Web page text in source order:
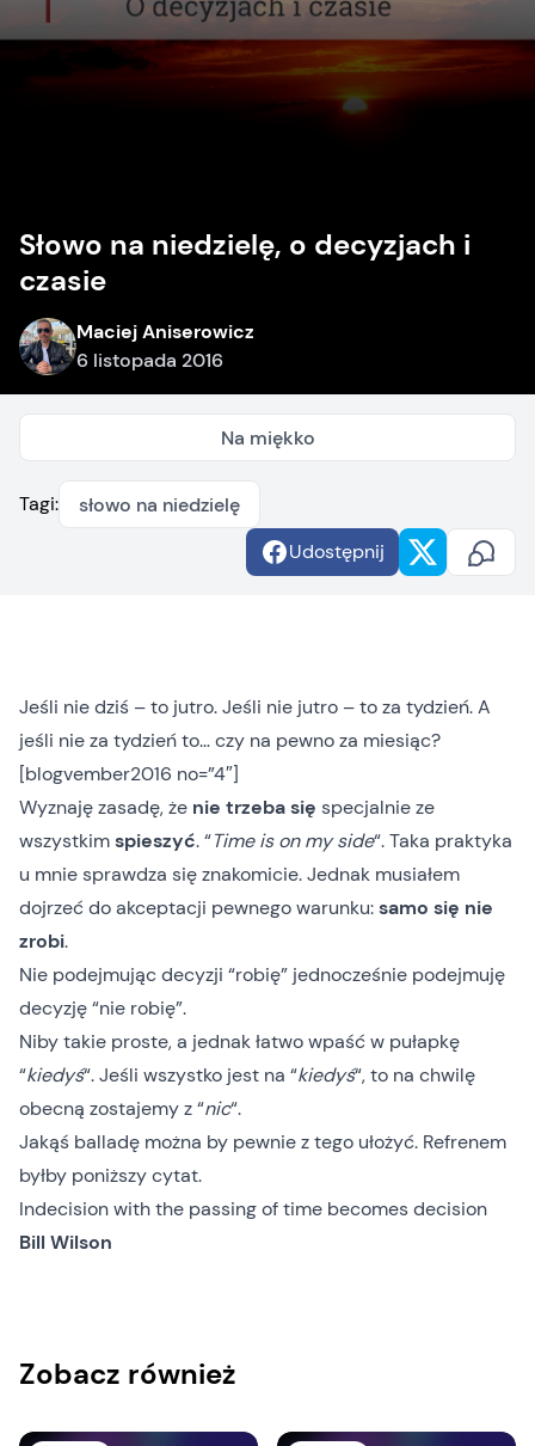
Słowo na niedzielę, o decyzjach i
czasie
Maciej Aniserowicz
6 listopada 2016
Na miękko
Tagi:
słowo na niedzielę
Udostępnij
Jeśli nie dziś – to jutro. Jeśli nie jutro – to za tydzień. A
jeśli nie za tydzień to… czy na pewno za miesiąc?
[blogvember2016 no=”4″]
Wyznaję zasadę, że nie trzeba się specjalnie ze
wszystkimspieszyć. “Time is on my side“. Taka praktyka
u mnie sprawdza się znakomicie. Jednak musiałem
dojrzeć do akceptacji pewnego warunku:samo się nie
zrobi.
Nie podejmując decyzji “robię” jednocześnie podejmuję
decyzję “nie robię”.
Niby takie proste, a jednak łatwo wpaść w pułapkę
“kiedyś“. Jeśli wszystko jest na “kiedyś“, to na chwilę
obecną zostajemy z “nic“.
Jakąś balladę można by pewnie z tego ułożyć. Refrenem
byłby poniższy cytat.
Indecision with the passing of time becomes decision
Bill Wilson
Zobacz również